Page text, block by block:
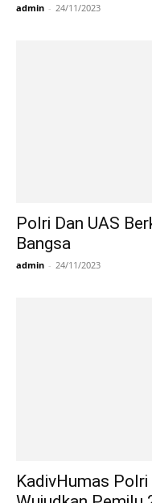
admin - 24/11/2023
Polri Dan UAS
Bangsa
admin - 24/11/2023
KadivHumas